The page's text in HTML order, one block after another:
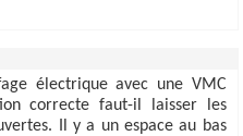
électrique avec une VMC
correcte faut-il laisser les
Il y a un espace au bas